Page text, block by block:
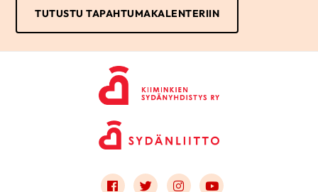
TUTUSTU TAPAHTUMAKALENTERIIN
Link to facebook
Link to twitter
Link to instagram
Link to youtube